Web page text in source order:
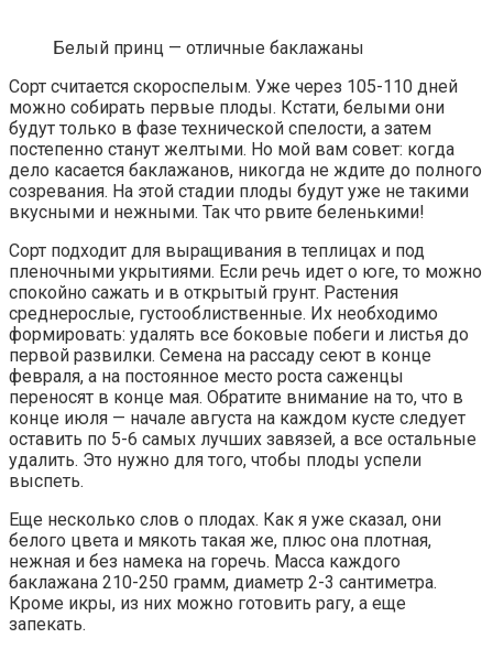
Белый принц — отличные баклажаны
Сорт считается скороспелым. Уже через 105-110 дней
можно собирать первые плоды. Кстати, белыми они
будут только в фазе технической спелости, а затем
постепенно станут желтыми. Но мой вам совет: когда
дело касается баклажанов, никогда не ждите до полного
созревания. На этой стадии плоды будут уже не такими
вкусными и нежными. Так что рвите беленькими!
Сорт подходит для выращивания в теплицах и под
пленочными укрытиями. Если речь идет о юге, то можно
спокойно сажать и в открытый грунт. Растения
среднерослые, густооблиственные. Их необходимо
формировать: удалять все боковые побеги и листья до
первой развилки. Семена на рассаду сеют в конце
февраля, а на постоянное место роста саженцы
переносят в конце мая. Обратите внимание на то, что в
конце июля — начале августа на каждом кусте следует
оставить по 5-6 самых лучших завязей, а все остальные
удалить. Это нужно для того, чтобы плоды успели
выспеть.
Еще несколько слов о плодах. Как я уже сказал, они
белого цвета и мякоть такая же, плюс она плотная,
нежная и без намека на горечь. Масса каждого
баклажана 210-250 грамм, диаметр 2-3 сантиметра.
Кроме икры, из них можно готовить рагу, а еще
запекать.